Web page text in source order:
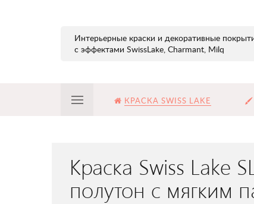
Интерьерные краски и декоративные
с эффектами SwissLake, Charmant, Milq
КРАСКА SWISS LAKE
Краска Swiss
полутон с мягким